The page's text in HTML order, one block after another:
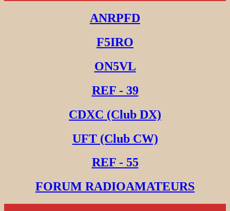
ANRPFD
F5IRO
ON5VL
REF - 39
CDXC (Club DX)
UFT (Club CW)
REF - 55
FORUM RADIOAMATEURS